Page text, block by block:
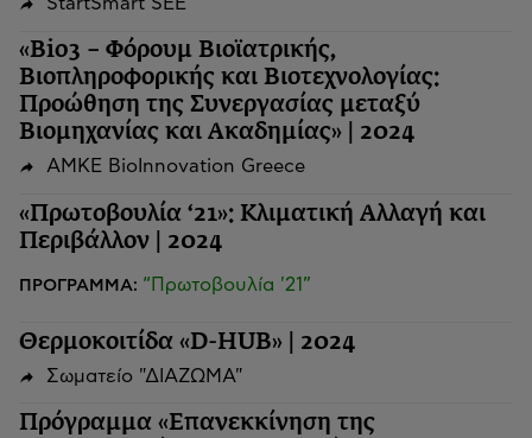
«Bio3 – Φόρουμ Βιοϊατρικής,
Βιοπληροφορικής και Βιοτεχνολογίας:
Προώθηση της Συνεργασίας μεταξύ
Βιομηχανίας και Ακαδημίας» | 2024
ΑΜΚΕ BioInnovation Greece
«Πρωτοβουλία ‘21»: Κλιματική Αλλαγή και
Περιβάλλον | 2024
ΠΡΟΓΡΑΜΜΑ: “Πρωτοβουλία '21”
Θερμοκοιτίδα «D-HUB» | 2024
Σωματείο "ΔΙΑΖΩΜΑ"
Πρόγραμμα «Επανεκκίνηση της